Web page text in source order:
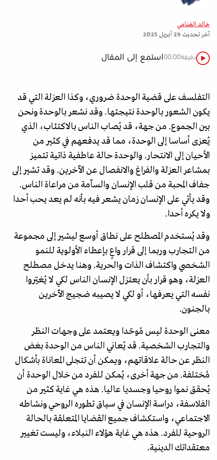
خالد الغنامي
آخر تحديث 29 أبريل 2025
استمع إلى المقال00:00دقيقة
التفلسف على قضية الوحدة ضروري، وكذا العزلة التي قد
يكون الشعور بالوحدة نتيجتها. وقد نشعر بالوحدة ونحن
بين الجموع. من جهة، قد يُصاب الناس بالاكتئاب، الذي
يُعزى أساسا إلى الوحدة، مما قد يدفعهم في كثير من
الأحيان إلى الانتحار. والوحدة حالة عاطفية ذاتية تتميز
بمشاعر العزلة والفراغ والانفصال عن الآخرين. وقد تشير إلى
جفاف المحبة من قلب الإنسان والسآمة من مراعاة الناس.
وقد يأتي على الإنسان زمان يشعر فيه بأنه لم يعد يحب أحدا
ولا يكره أحدا.
وقد يُستخدم المصطلح على نطاق أوسع ليشير إلى مجموعة
من التجارب وربما إلى قرار واعٍ بإعطاء الأولوية للنمو
الشخصي واكتشاف الذات والحرية. وهنا يدخل مصطلح
العزلة، وهو قرار بأن يعتزل الإنسان الناس لكي لا يُغيّروا
نفسه التي يعرفها، أو لكي لا يصيبه ضجيج الآخرين
بالجنون.
معنى الوحدة ليس مُوحّدا ويعتمد على وجهات النظر
والتجارب الشخصية. قد يُعاني الناس من الوحدة بغض
النظر عن حالة علاقاتهم، ويمكن أن تتجلى المعاناة بأشكال
مُختلفة. من جهة أخرى، يُمكن للفرد من خلال الوحدة أن
يُحقق نموا روحيا وجسديا عاليا. هذه هي غاية كثير من
الفلاسفة، دراسة الإنسان في سياق تطوره الروحي ونشاطه
الاجتماعي، واستكشاف جميع القضايا المتعلقة بالحالة
الروحية للفرد. هذه هي غاية هؤلاء النبلاء، وليست تغيير
معتقداتك الدينية.